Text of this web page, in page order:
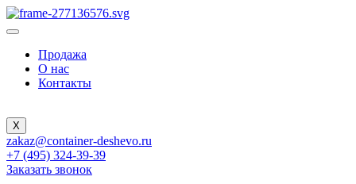
Продажа
О нас
Контакты
X
zakaz@container-deshevo.ru
+7 (495) 324-39-39
Заказать звонок